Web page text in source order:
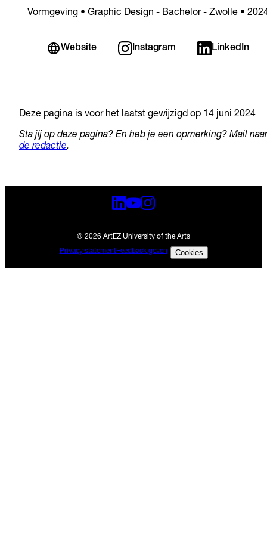
Vormgeving • Graphic Design - Bachelor - Zwolle •
Website Instagram LinkedIn
Deze pagina is voor het laatst gewijzigd op 14 juni 2024
Sta jij op deze pagina? En heb je een opmerking? Mail naar
de redactie.
© 2026 ArtEZ University of the Arts
Privacy statementFeedback geven- Cookies